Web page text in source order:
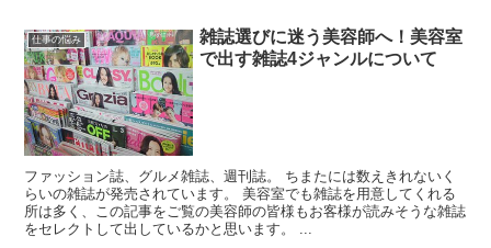
仕事の悩み
雑誌選びに迷う美容師へ！美容室
で出す雑誌4ジャンルについて
ファッション誌、グルメ雑誌、週刊誌。 ちまたには数えきれないく
らいの雑誌が発売されています。 美容室でも雑誌を用意してくれる
所は多く、この記事をご覧の美容師の皆様もお客様が読みそうな雑誌
をセレクトして出しているかと思います。 ...